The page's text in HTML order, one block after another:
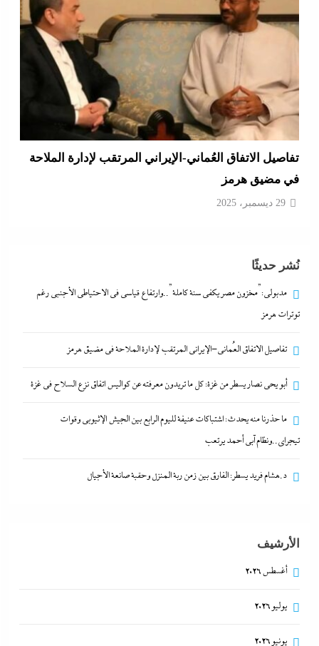
أبو يحى نصار يسطر من غزة: كل ما تريدون معرفته عن
كواليس اتفاق نزع السلاح في غزة
29 ديسمبر، 2025
الجيش الإثيوبي وقوات تيجراي..ونظام آبي أحمد يرتعب
نُشر حديثًا
مدبولي:”مخزون مصر يكفي سنة كاملة”..وارتفاع قياسي في الاحتياطي الأجنبي رغم
توترات هرمز
تفاصيل الاتفاق العُماني-الإيراني المرتقب لإدارة الملاحة في مضيق هرمز
أبو يحى نصار يسطر من غزة: كل ما تريدون معرفته عن كواليس اتفاق نزع السلاح في غزة
ما حذرنا منه يحدث: اشتباكات عنيفة لليوم الرابع بين الجيش الإثيوبي وقوات
تيجراي..ونظام آبي أحمد يرتعب
د.هشام فريد يسطر: الفارق بين زمن ربة المنزل وحقبة صانعة الأجيال
الأرشيف
أغسطس 2026
يوليو 2026
يونيو 2026